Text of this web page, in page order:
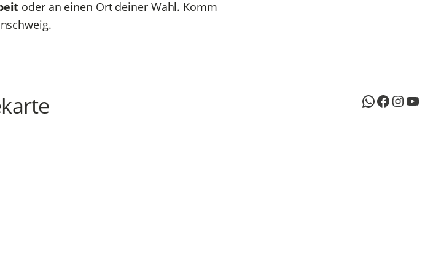
oder an einen Ort deiner Wahl. Komm